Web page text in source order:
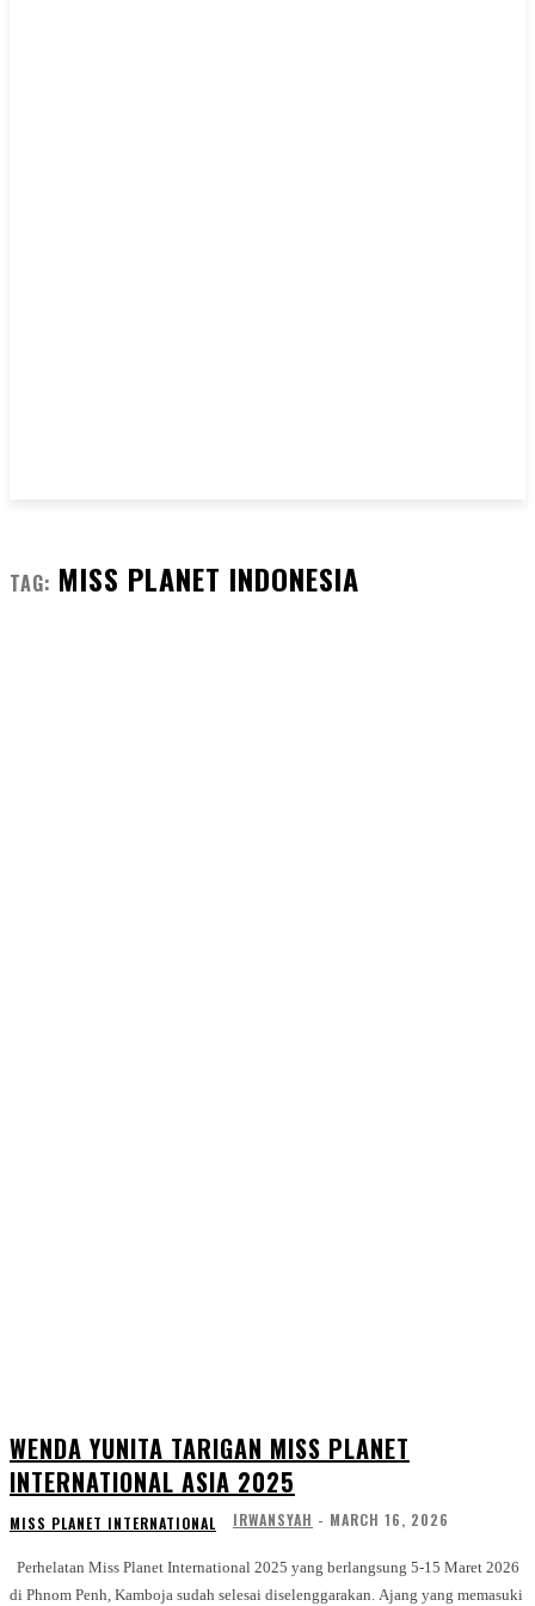
TAG: MISS PLANET INDONESIA
WENDA YUNITA TARIGAN MISS PLANET
INTERNATIONAL ASIA 2025
MISS PLANET INTERNATIONAL IRWANSYAH - MARCH 16, 2026
di Phnom Penh, Kamboja sudah selesai diselenggarakan. Ajang yang memasuki